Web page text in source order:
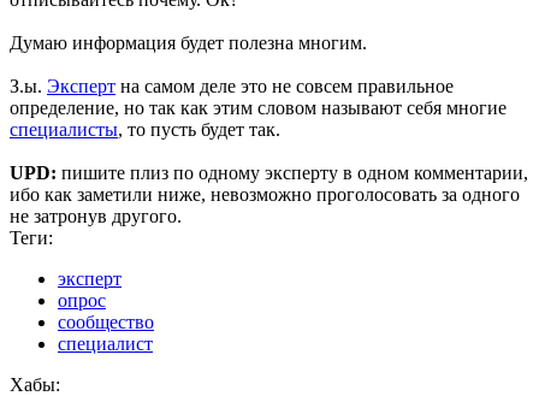
Думаю информация будет полезна многим.
З.ы. Эксперт на самом деле это не совсем правильное
определение, но так как этим словом называют себя многие
специалисты, то пусть будет так.
UPD: пишите плиз по одному эксперту в одном комментарии,
ибо как заметили ниже, невозможно проголосовать за одного
не затронув другого.
Теги:
эксперт
опрос
сообщество
специалист
Хабы: